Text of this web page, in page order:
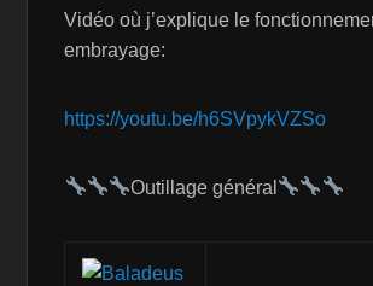
Vidéo où j’explique le
embrayage:
https://youtu.be/h6SVpykVZSo
Outillage général